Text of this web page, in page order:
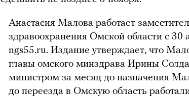
Анастасия Малова работает
здравоохранения Омской области с 30
ngs55.ru. Издание утверждает, что
главы омского минздрава Ирины
министром за месяц до назначения
до переезда в Омскую область